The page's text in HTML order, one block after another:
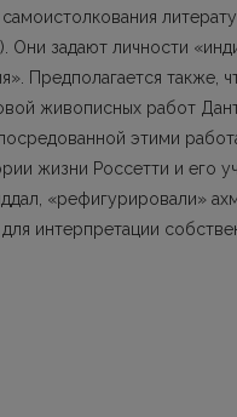
Они задают личности
Предполагается также,
живописных работ
этими
жизни Россетти и его
«рефигурировали»
интерпретации